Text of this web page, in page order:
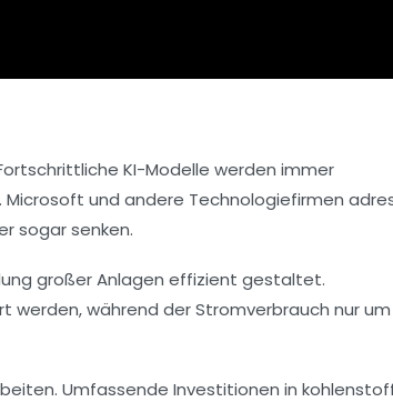
KI-Modelle werden immer
und andere Technologiefirmen
sogar senken.
großer Anlagen effizient gestaltet.
werden, während der Stromverbrauch nur
Umfassende Investitionen in